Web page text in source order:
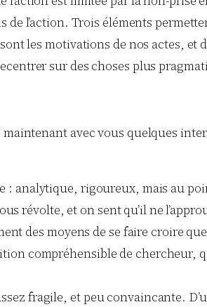
de l’action. Trois éléments
les motivations de nos actes,
sur des choses plus
avec vous quelques
analytique, rigoureux, mais au
révolte, et on sent qu’il ne
moyens de se faire croire que
compréhensible de chercheur,
fragile, et peu convaincante.